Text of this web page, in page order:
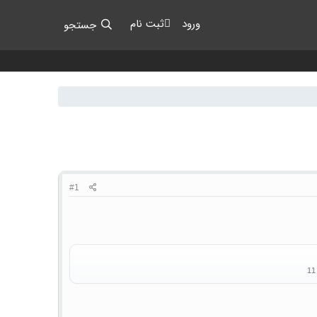
ورود ثبت نام جستجو
#1